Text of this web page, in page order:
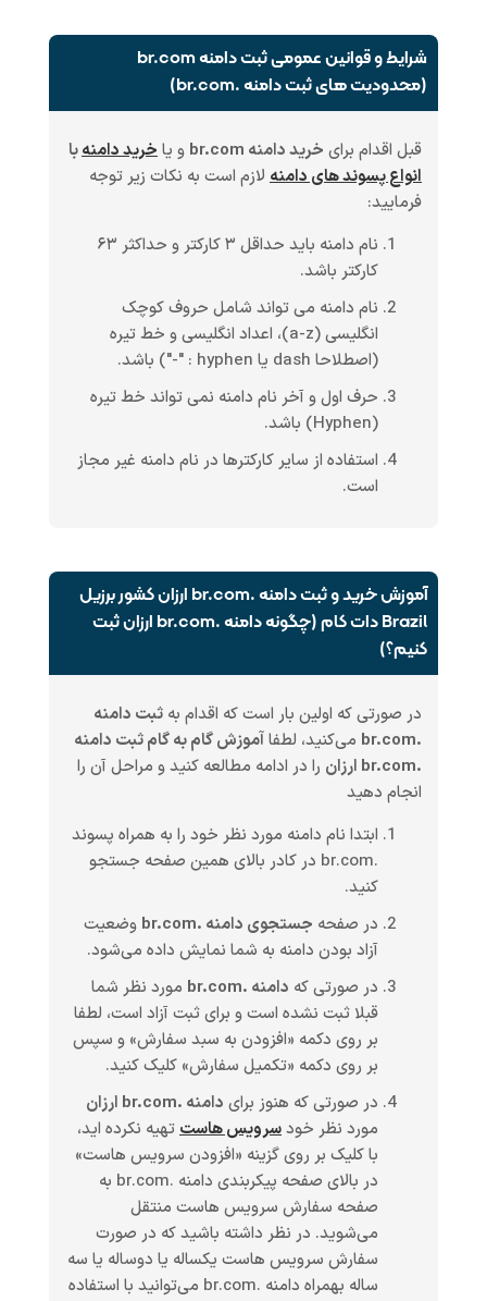
شرایط و قوانین عمومی ثبت دامنه br.com
(محدودیت های ثبت دامنه .br.com)
قبل اقدام برای خرید دامنه br.com و یاخرید دامنهبا
انواع پسوند های دامنه لازم است به نکات زیر توجه
فرمایید:
نام دامنه باید حداقل ۳ کارکتر و حداکثر ۶۳
کارکتر باشد.
نام دامنه می تواند شامل حروف کوچک
انگلیسی (a-z)، اعداد انگلیسی و خط تیره
(اصطلاحا dash یا hyphen : "-") باشد.
حرف اول و آخر نام دامنه نمی تواند خط تیره
(Hyphen) باشد.
استفاده از سایر کارکترها در نام دامنه غیر مجاز
است.
آموزش خرید و ثبت دامنه .br.com ارزان کشور برزیل
Brazil دات کام (چگونه دامنه .br.com ارزان ثبت
کنیم؟)
در صورتی که اولین بار است که اقدام به ثبت دامنه
.br.com
می‌کنید، لطفاآموزش گام به گام ثبت دامنه
.br.com ارزان
را در ادامه مطالعه کنید و مراحل آن را
انجام دهید
ابتدا نام دامنه مورد نظر خود را به همراه پسوند
.br.com در کادر بالای همین صفحه جستجو
کنید.
در صفحه جستجوی دامنه .br.com
وضعیت
آزاد بودن دامنه به شما نمایش داده می‌شود.
در صورتی که دامنه .br.com
مورد نظر شما
قبلا ثبت نشده است و برای ثبت آزاد است، لطفا
بر روی دکمه «افزودن به سبد سفارش» و سپس
بر روی دکمه «تکمیل سفارش» کلیک کنید.
در صورتی که هنوز برای دامنه .br.com ارزان
مورد نظر خودسرویس هاستتهیه نکرده اید،
با کلیک بر روی گزینه «افزودن سرویس هاست»
در بالای صفحه پیکربندی دامنه .br.com به
صفحه سفارش سرویس هاست منتقل
می‌شوید. در نظر داشته باشید که در صورت
سفارش سرویس هاست یکساله یا دوساله یا سه
ساله بهمراه دامنه .br.com می‌توانید با استفاده